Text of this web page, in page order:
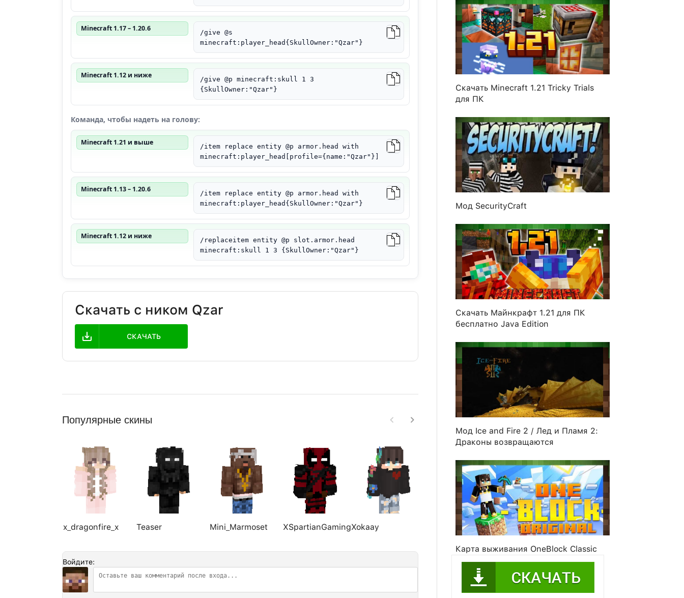
Minecraft 1.17 – 1.20.6
/give @s
minecraft:player_head{SkullOwner:"Qzar"}
Minecraft 1.12 и ниже
/give @p minecraft:skull 1 3
{SkullOwner:"Qzar"}
Команда, чтобы надеть на голову:
Minecraft 1.21 и выше
/item replace entity @p armor.head with
minecraft:player_head[profile={name:"Qzar"}]
Minecraft 1.13 – 1.20.6
/item replace entity @p armor.head with
minecraft:player_head{SkullOwner:"Qzar"}
Minecraft 1.12 и ниже
/replaceitem entity @p slot.armor.head
minecraft:skull 1 3 {SkullOwner:"Qzar"}
Скачать с ником Qzar
СКАЧАТЬ
Популярные скины
x_dragonfire_x Teaser Mini_Marmoset XSpartianGamingXokaay Neofelis craftocube Pumpkin
Войдите:
Скачать Minecraft 1.21 Tricky Trials
для ПК
Мод SecurityCraft
Скачать Майнкрафт 1.21 для ПК
бесплатно Java Edition
Мод Ice and Fire 2 / Лед и Пламя 2:
Драконы возвращаются
Карта выживания OneBlock Classic